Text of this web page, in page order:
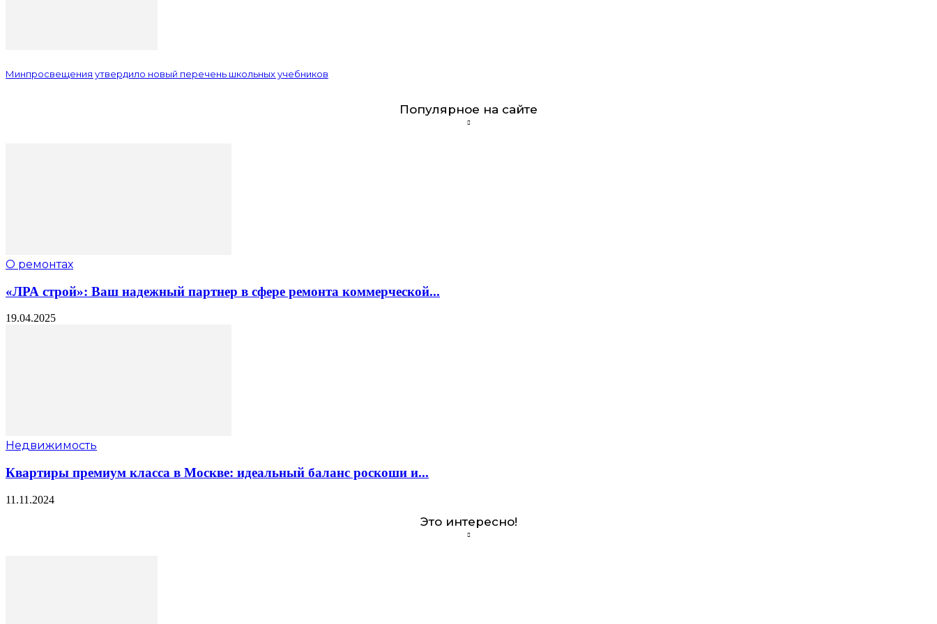
Минпросвещения утвердило новый перечень школьных учебников
Популярное на сайте
О ремонтах
«ЛРА строй»: Ваш надежный партнер в сфере ремонта коммерческой...
19.04.2025
Недвижимость
Квартиры премиум класса в Москве: идеальный баланс роскоши и...
11.11.2024
Это интересно!